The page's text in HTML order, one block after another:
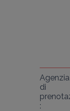
Agenzia
di
: